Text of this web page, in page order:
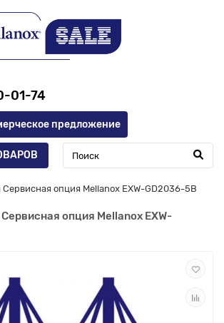
01-74
предложение
опция Mellanox EXW-GD2036-5B
опция Mellanox EXW-